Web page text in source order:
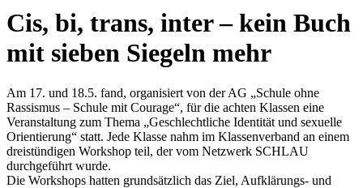
Cis, bi, trans, inter – kein Buch
mit sieben Siegeln mehr
Am 17. und 18.5. fand, organisiert von der AG „Schule ohne
Rassismus – Schule mit Courage“, für die achten Klassen eine
Veranstaltung zum Thema „Geschlechtliche Identität und sexuelle
Orientierung“ statt. Jede Klasse nahm im Klassenverband an einem
dreistündigen Workshop teil, der vom Netzwerk SCHLAU
durchgeführt wurde.
Die Workshops hatten grundsätzlich das Ziel, Aufklärungs- und